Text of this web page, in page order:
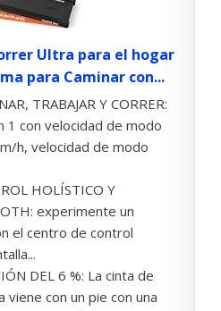
Ultra para el hogar
para Caminar con...
TRABAJAR Y CORRER:
1 con velocidad de modo
h, velocidad de modo
HOLÍSTICO Y
experimente un
el centro de control
DEL 6 %: La cinta de
con un pie con una